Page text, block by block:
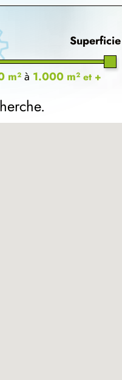
Superficie
m²à 1.000 m² et +